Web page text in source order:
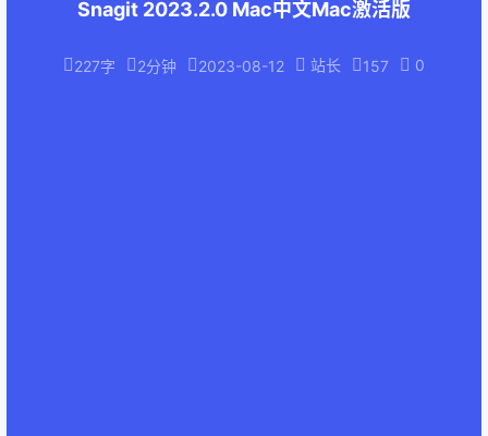
Snagit 2023.2.0 Mac中文Mac激活版
227字 2分钟 2023-08-12 站长 157 0